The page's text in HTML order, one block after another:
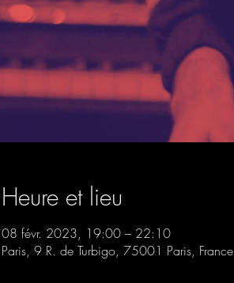
Heure et lieu
08 févr. 2023, 19:00 – 22:10
Paris, 9 R. de Turbigo, 75001 Paris, France